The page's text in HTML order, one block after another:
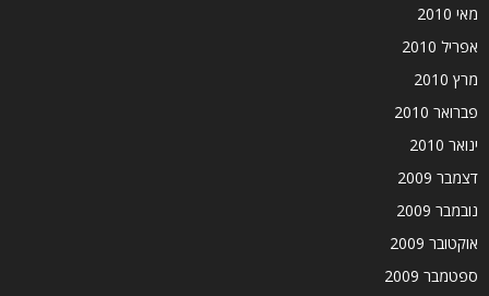
מאי 2010
אפריל 2010
מרץ 2010
פברואר 2010
ינואר 2010
דצמבר 2009
נובמבר 2009
אוקטובר 2009
ספטמבר 2009